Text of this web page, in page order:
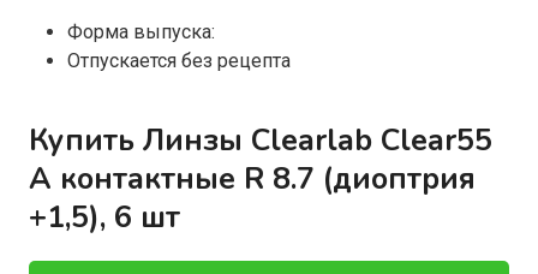
Форма выпуска:
Отпускается без рецепта
Купить Линзы Clearlab Clear55
А контактные R 8.7 (диоптрия
+1,5), 6 шт